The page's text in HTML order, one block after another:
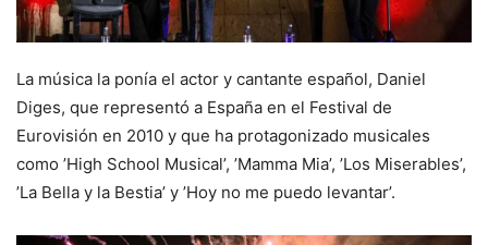
La música la ponía el actor y cantante español, Daniel
Diges, que representó a España en el Festival de
Eurovisión en 2010 y que ha protagonizado musicales
como ’High School Musical’, ’Mamma Mia’, ’Los Miserables’,
’La Bella y la Bestia’ y ’Hoy no me puedo levantar’.